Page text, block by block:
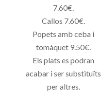
7.60€.
Callos 7.60€.
Popets amb ceba i
tomàquet 9.50€.
Els plats es podran
acabar i ser substituïts
per altres.